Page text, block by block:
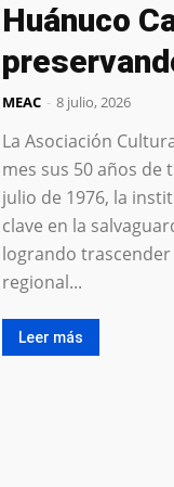
Huánuco
MEAC - 8 julio, 2026
La Asociación
mes sus 50 años
julio de 1976, la
clave en la
logrando
regional...
Leer más